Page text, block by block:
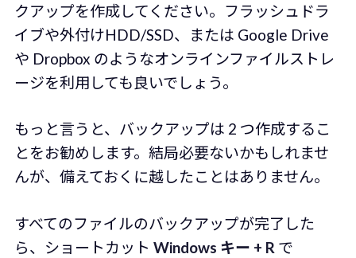
クアップを作成してください。フラッシュドラ
イブや外付けHDD/SSD、または Google Drive
や Dropbox のようなオンラインファイルストレ
ージを利用しても良いでしょう。
もっと言うと、バックアップは 2 つ作成するこ
とをお勧めします。結局必要ないかもしれませ
んが、備えておくに越したことはありません。
すべてのファイルのバックアップが完了した
ら、ショートカット Windows キー + R で